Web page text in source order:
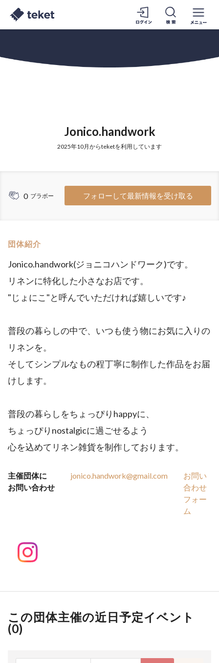
Jonico.handwork
2025年10月からteketを利用しています
0 ブラボー フォローして最新情報を受け取る
団体紹介
Jonico.handwork(ジョニコハンドワーク)です。
リネンに特化した小さなお店です。
"じょにこ"と呼んでいただければ嬉しいです♪
普段の暮らしの中で、いつも使う物にお気に入りの
リネンを。
そしてシンプルなもの程丁寧に制作した作品をお届
けします。
普段の暮らしをちょっぴりhappyに、
ちょっぴりnostalgicに過ごせるよう
心を込めてリネン雑貨を制作しております。
主催団体に
お問い合わせ
jonico.handwork@gmail.com
お問い
合わせ
フォー
ム
この団体主催の近日予定イベント
(0)